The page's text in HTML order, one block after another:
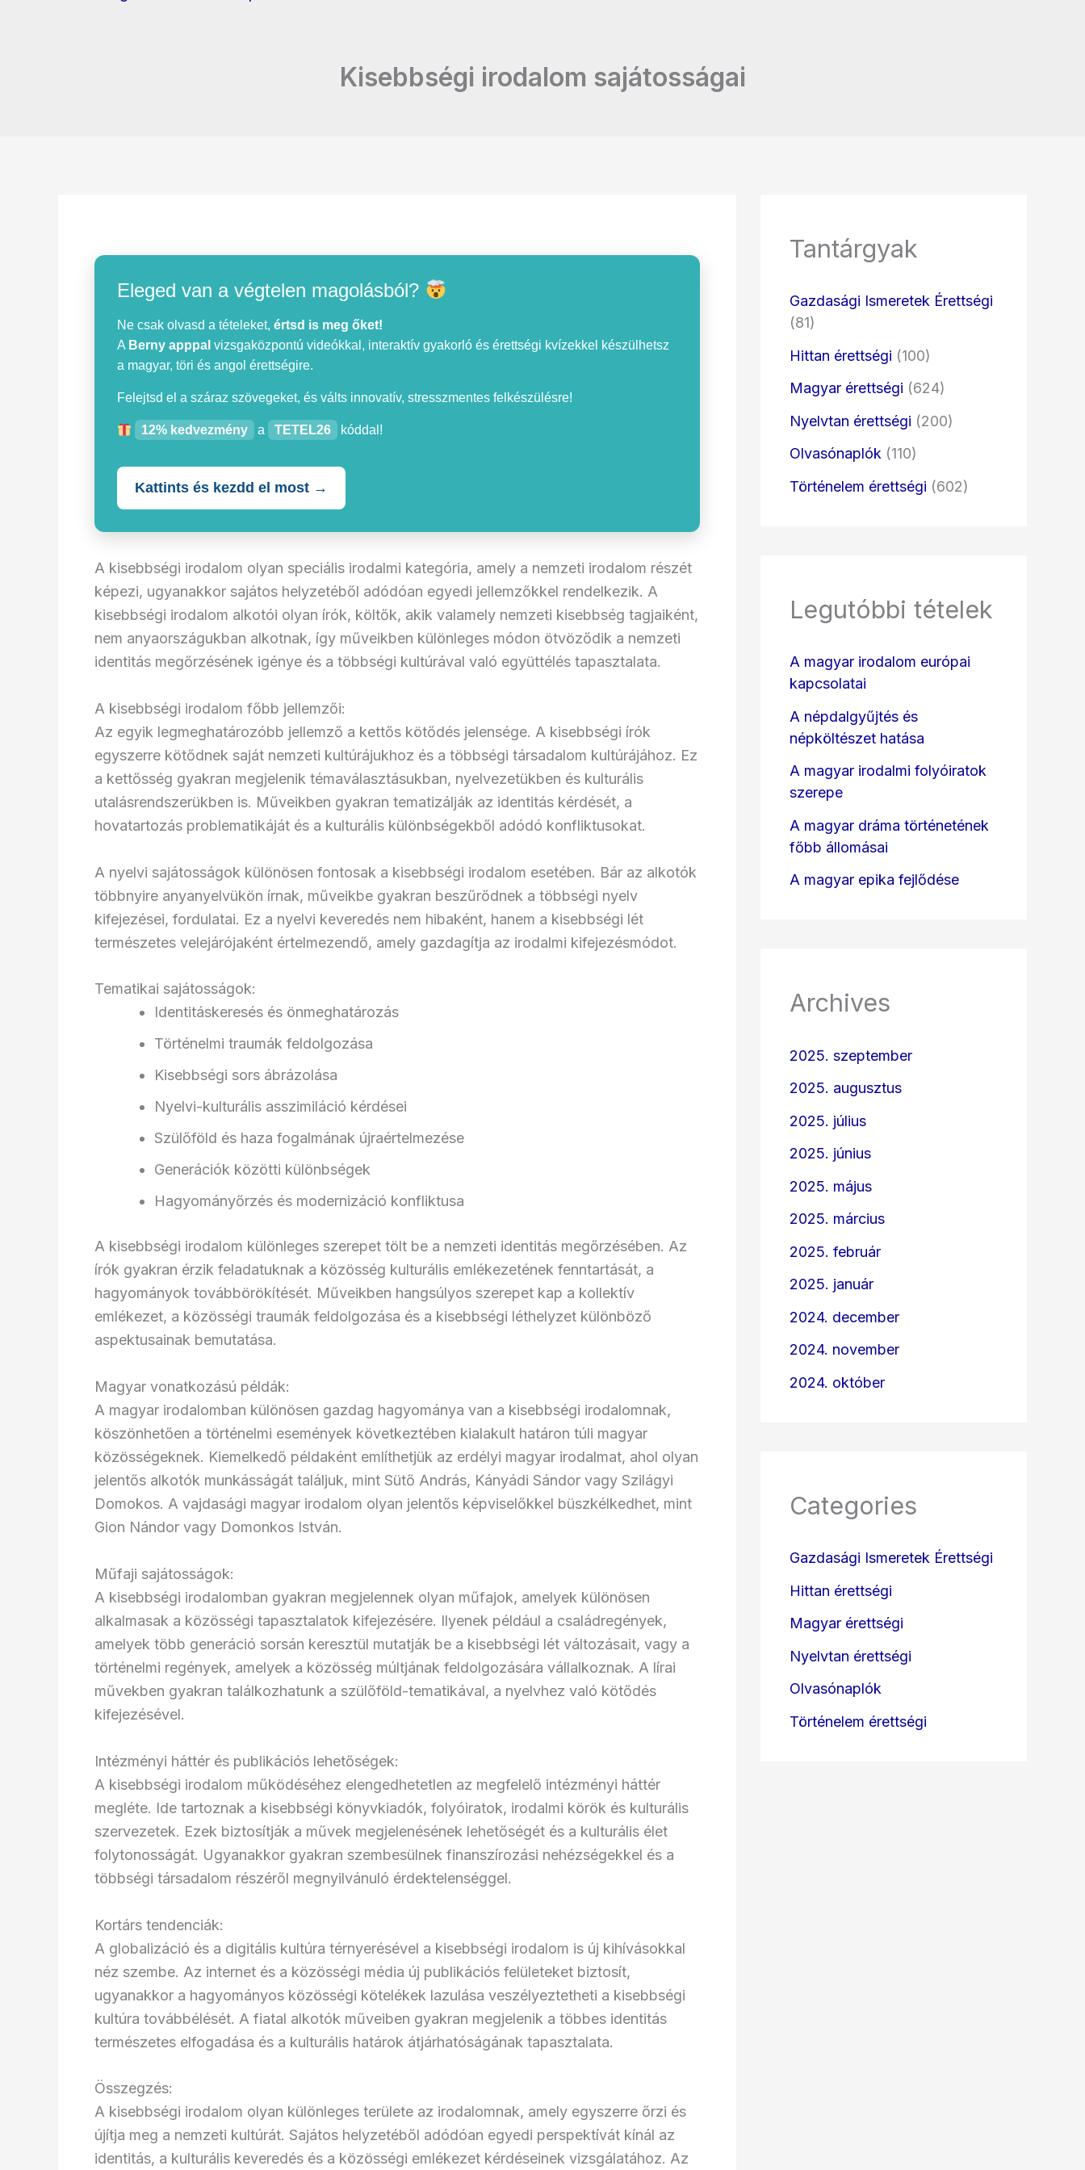
Kisebbségi irodalom sajátosságai
Eleged van a végtelen magolásból?
Ne csak olvasd a tételeket, értsd is meg őket!
A Berny apppal vizsgaközpontú videókkal, interaktív gyakorló és érettségi kvízekkel készülhetsz
a magyar, töri és angol érettségire.
Felejtsd el a száraz szövegeket, és válts innovatív, stresszmentes felkészülésre!
12% kedvezmény a TETEL26 kóddal!
Kattints és kezdd el most →
A kisebbségi irodalom olyan speciális irodalmi kategória, amely a nemzeti irodalom részét
képezi, ugyanakkor sajátos helyzetéből adódóan egyedi jellemzőkkel rendelkezik. A
kisebbségi irodalom alkotói olyan írók, költők, akik valamely nemzeti kisebbség tagjaiként,
nem anyaországukban alkotnak, így műveikben különleges módon ötvöződik a nemzeti
identitás megőrzésének igénye és a többségi kultúrával való együttélés tapasztalata.
A kisebbségi irodalom főbb jellemzői:
Az egyik legmeghatározóbb jellemző a kettős kötődés jelensége. A kisebbségi írók
egyszerre kötődnek saját nemzeti kultúrájukhoz és a többségi társadalom kultúrájához. Ez
a kettősség gyakran megjelenik témaválasztásukban, nyelvezetükben és kulturális
utalásrendszerükben is. Műveikben gyakran tematizálják az identitás kérdését, a
hovatartozás problematikáját és a kulturális különbségekből adódó konfliktusokat.
A nyelvi sajátosságok különösen fontosak a kisebbségi irodalom esetében. Bár az alkotók
többnyire anyanyelvükön írnak, műveikbe gyakran beszűrődnek a többségi nyelv
kifejezései, fordulatai. Ez a nyelvi keveredés nem hibaként, hanem a kisebbségi lét
természetes velejárójaként értelmezendő, amely gazdagítja az irodalmi kifejezésmódot.
Tematikai sajátosságok:
Identitáskeresés és önmeghatározás
Történelmi traumák feldolgozása
Kisebbségi sors ábrázolása
Nyelvi-kulturális asszimiláció kérdései
Szülőföld és haza fogalmának újraértelmezése
Generációk közötti különbségek
Hagyományőrzés és modernizáció konfliktusa
A kisebbségi irodalom különleges szerepet tölt be a nemzeti identitás megőrzésében. Az
írók gyakran érzik feladatuknak a közösség kulturális emlékezetének fenntartását, a
hagyományok továbbörökítését. Műveikben hangsúlyos szerepet kap a kollektív
emlékezet, a közösségi traumák feldolgozása és a kisebbségi léthelyzet különböző
aspektusainak bemutatása.
Magyar vonatkozású példák:
A magyar irodalomban különösen gazdag hagyománya van a kisebbségi irodalomnak,
köszönhetően a történelmi események következtében kialakult határon túli magyar
közösségeknek. Kiemelkedő példaként említhetjük az erdélyi magyar irodalmat, ahol olyan
jelentős alkotók munkásságát találjuk, mint Sütő András, Kányádi Sándor vagy Szilágyi
Domokos. A vajdasági magyar irodalom olyan jelentős képviselőkkel büszkélkedhet, mint
Gion Nándor vagy Domonkos István.
Műfaji sajátosságok:
A kisebbségi irodalomban gyakran megjelennek olyan műfajok, amelyek különösen
alkalmasak a közösségi tapasztalatok kifejezésére. Ilyenek például a családregények,
amelyek több generáció sorsán keresztül mutatják be a kisebbségi lét változásait, vagy a
történelmi regények, amelyek a közösség múltjának feldolgozására vállalkoznak. A lírai
művekben gyakran találkozhatunk a szülőföld-tematikával, a nyelvhez való kötődés
kifejezésével.
Intézményi háttér és publikációs lehetőségek:
A kisebbségi irodalom működéséhez elengedhetetlen az megfelelő intézményi háttér
megléte. Ide tartoznak a kisebbségi könyvkiadók, folyóiratok, irodalmi körök és kulturális
szervezetek. Ezek biztosítják a művek megjelenésének lehetőségét és a kulturális élet
folytonosságát. Ugyanakkor gyakran szembesülnek finanszírozási nehézségekkel és a
többségi társadalom részéről megnyilvánuló érdektelenséggel.
Kortárs tendenciák:
A globalizáció és a digitális kultúra térnyerésével a kisebbségi irodalom is új kihívásokkal
néz szembe. Az internet és a közösségi média új publikációs felületeket biztosít,
ugyanakkor a hagyományos közösségi kötelékek lazulása veszélyeztetheti a kisebbségi
kultúra továbbélését. A fiatal alkotók műveiben gyakran megjelenik a többes identitás
természetes elfogadása és a kulturális határok átjárhatóságának tapasztalata.
Összegzés:
A kisebbségi irodalom olyan különleges területe az irodalomnak, amely egyszerre őrzi és
újítja meg a nemzeti kultúrát. Sajátos helyzetéből adódóan egyedi perspektívát kínál az
identitás, a kulturális keveredés és a közösségi emlékezet kérdéseinek vizsgálatához. Az
Tantárgyak
Gazdasági Ismeretek Érettségi
(81)
Hittan érettségi (100)
Magyar érettségi (624)
Nyelvtan érettségi (200)
Olvasónaplók (110)
Történelem érettségi (602)
Legutóbbi tételek
A magyar irodalom európai
kapcsolatai
A népdalgyűjtés és
népköltészet hatása
A magyar irodalmi folyóiratok
szerepe
A magyar dráma történetének
főbb állomásai
A magyar epika fejlődése
Archives
2025. szeptember
2025. augusztus
2025. július
2025. június
2025. május
2025. március
2025. február
2025. január
2024. december
2024. november
2024. október
Categories
Gazdasági Ismeretek Érettségi
Hittan érettségi
Magyar érettségi
Nyelvtan érettségi
Olvasónaplók
Történelem érettségi